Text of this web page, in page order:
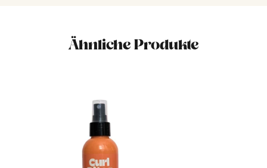
Ähnliche Produkte